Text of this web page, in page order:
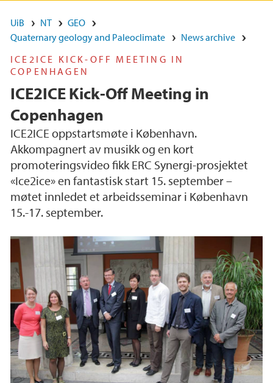
UiB NT
GEO
Quaternary geology and Paleoclimate
News archive
ICE2ICE KICK-OFF MEETING IN
COPENHAGEN
ICE2ICE Kick-Off Meeting in
Copenhagen
ICE2ICE oppstartsmøte i København.
Akkompagnert av musikk og en kort
promoteringsvideo fikk ERC Synergi-prosjektet
«Ice2ice» en fantastisk start 15. september –
møtet innledet et arbeidsseminar i København
15.-17. september.